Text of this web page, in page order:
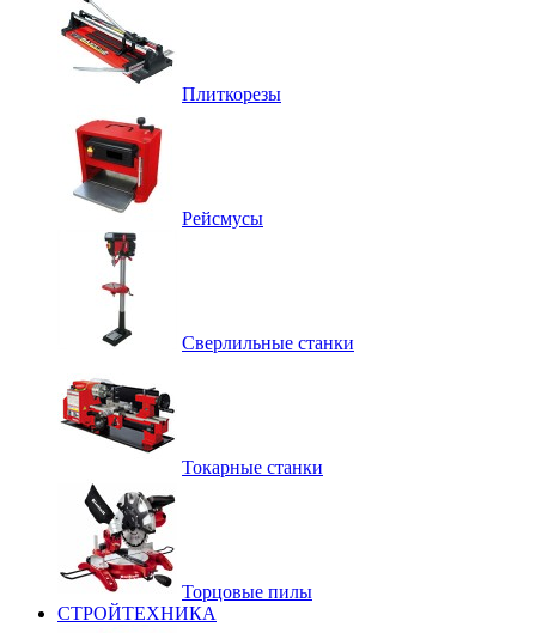
Плиткорезы
Рейсмусы
Сверлильные станки
Токарные станки
Торцовые пилы
СТРОЙТЕХНИКА